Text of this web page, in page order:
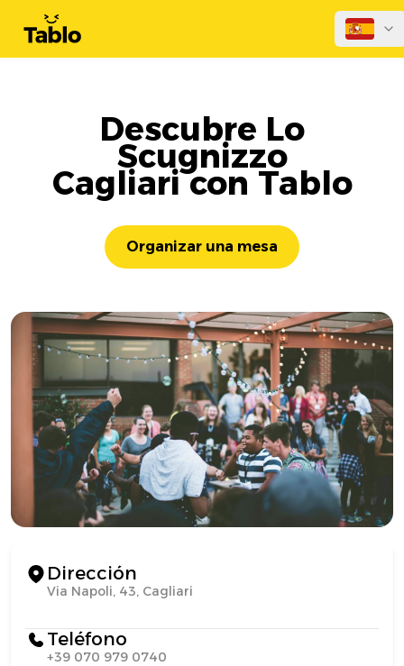
Descubre Lo
Scugnizzo
Cagliari con Tablo
Organizar una mesa
Dirección
Via Napoli, 43, Cagliari
Teléfono
+39 070 979 0740